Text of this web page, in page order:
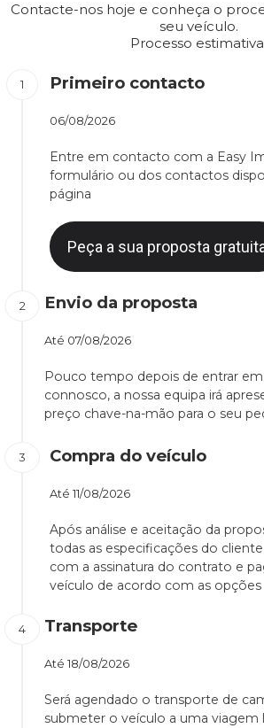
Contacte-nos hoje e conheça o
seu veículo.
Processo
Primeiro contacto
06/08/2026
Entre em contacto com a Easy
formulário ou dos contactos
página
Peça a sua proposta
Envio da proposta
Até 07/08/2026
Pouco tempo depois de entrar
connosco, a nossa equipa irá
preço chave-na-mão para o seu
Compra do veículo
Até 11/08/2026
Após análise e aceitação da
todas as especificações do
com a assinatura do contrato e
veículo de acordo com as
Transporte
Até 18/08/2026
Será agendado o transporte de
submeter o veículo a uma viagem